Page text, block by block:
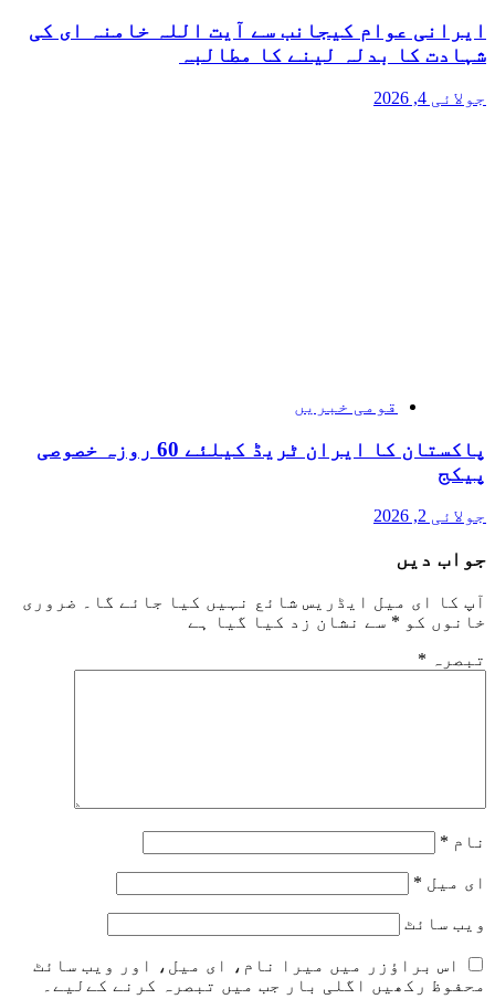
ایرانی عوام کیجانب سے آیت اللہ خامنہ ای کی
شہادت کا بدلہ لینے کا مطالبہ
جولائی 4, 2026
قومی خبریں
پاکستان کا ایران ٹریڈ کیلئے 60 روزہ خصوصی
پیکج
جولائی 2, 2026
جواب دیں
آپ کا ای میل ایڈریس شائع نہیں کیا جائے گا۔
ضروری
خانوں کو * سے نشان زد کیا گیا ہے
تبصرہ *
نام *
ای میل *
ویب‌ سائٹ
اس براؤزر میں میرا نام، ای میل، اور ویب سائٹ
محفوظ رکھیں اگلی بار جب میں تبصرہ کرنے کےلیے۔